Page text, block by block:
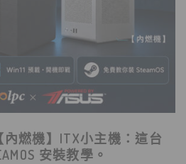
內燃機】ITX小主機：這台
安裝教學。